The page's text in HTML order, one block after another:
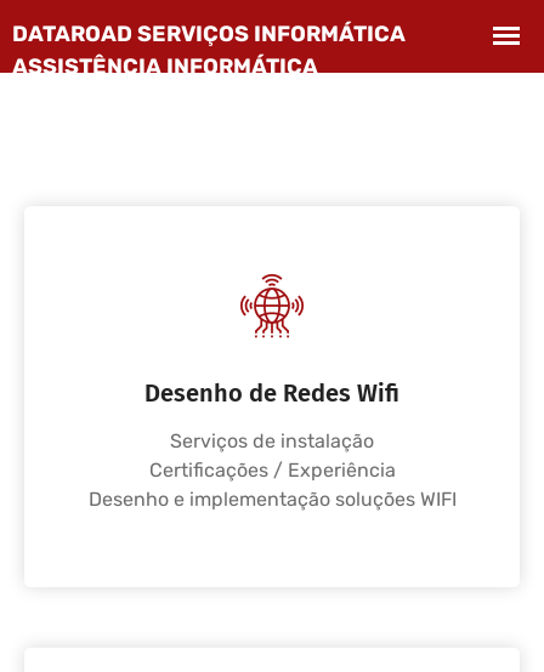
Desenho de Redes Wifi
Serviços de instalação
Certificações / Experiência
Desenho e implementação soluções WIFI